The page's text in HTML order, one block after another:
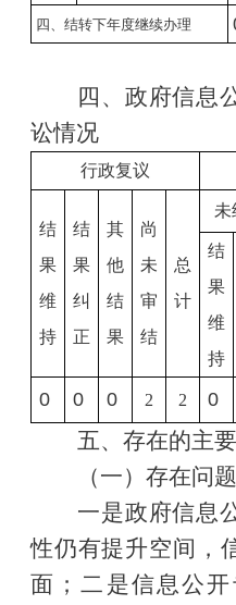
四、结转下年度继续办理
四、政府信息
讼情况
行政复议
结
果
维
持
结
果
纠
正
其
他
结
果
尚
未
审
结
总
计
未
结
果
维
持
0 0 0 2 2 0
五、存在的主
（一）存在问题
一是政府信息
性仍有提升空间，
面 ；二是信息公